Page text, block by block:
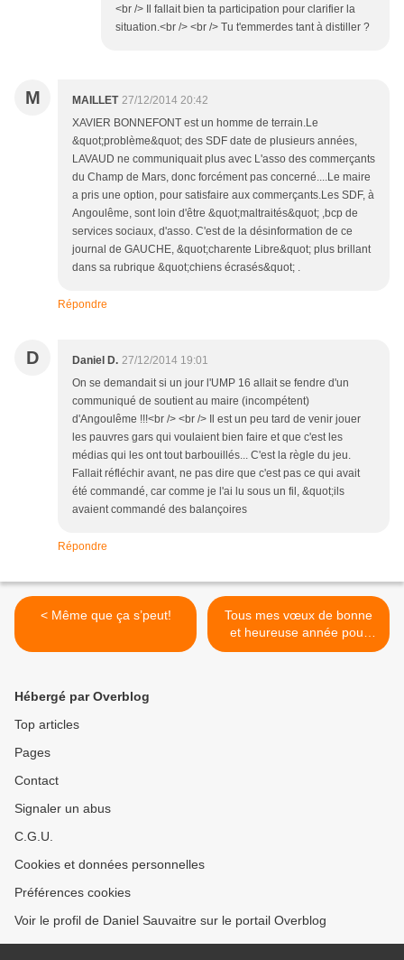
<br /> Il fallait bien ta participation pour clarifier la
situation.<br /> <br /> Tu t'emmerdes tant à distiller ?
M MAILLET 27/12/2014 20:42
XAVIER BONNEFONT est un homme de terrain.Le
&quot;problème&quot; des SDF date de plusieurs années,
LAVAUD ne communiquait plus avec L'asso des commerçants
du Champ de Mars, donc forcément pas concerné....Le maire
a pris une option, pour satisfaire aux commerçants.Les SDF, à
Angoulême, sont loin d'être &quot;maltraités&quot; ,bcp de
services sociaux, d'asso. C'est de la désinformation de ce
journal de GAUCHE, &quot;charente Libre&quot; plus brillant
dans sa rubrique &quot;chiens écrasés&quot; .
Répondre
D Daniel D. 27/12/2014 19:01
On se demandait si un jour l'UMP 16 allait se fendre d'un
communiqué de soutient au maire (incompétent)
d'Angoulême !!!<br /> <br /> Il est un peu tard de venir jouer
les pauvres gars qui voulaient bien faire et que c'est les
médias qui les ont tout barbouillés... C'est la règle du jeu.
Fallait réfléchir avant, ne pas dire que c'est pas ce qui avait
été commandé, car comme je l'ai lu sous un fil, &quot;ils
avaient commandé des balançoires
Répondre
< Même que ça s’peut!
Tous mes vœux de bonne
et heureuse année pour
2015 >
Hébergé par Overblog
Top articles
Pages
Contact
Signaler un abus
C.G.U.
Cookies et données personnelles
Préférences cookies
Voir le profil de Daniel Sauvaitre sur le portail Overblog